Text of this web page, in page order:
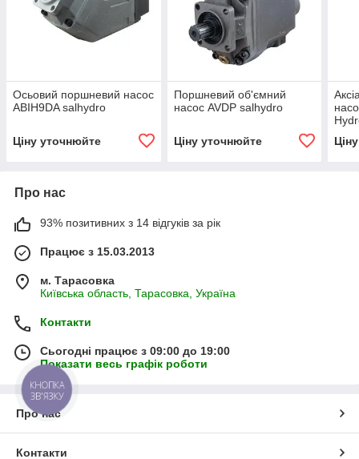
Осьовий поршневий насос
ABIH9DA salhydro
Ціну уточнюйте
Поршневий об'ємний
насос AVDP salhydro
Ціну уточнюйте
Про нас
93% позитивних з 14 відгуків за рік
Працює з 15.03.2013
м. Тарасовка
Київська область, Тарасовка, Україна
Контакти
Сьогодні працює з 09:00 до 19:00
Показати весь графік роботи
Про нас
Контакти
КНОПКА
ЗВ'ЯЗКУ